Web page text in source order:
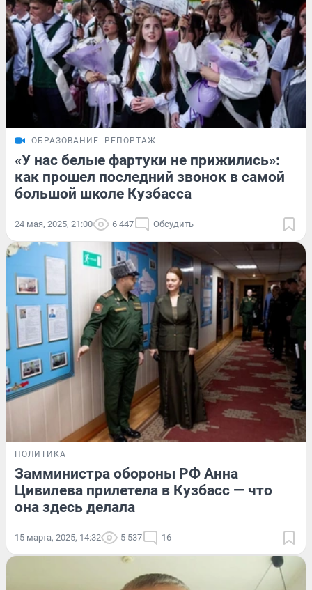
ОБРАЗОВАНИЕ РЕПОРТАЖ
«У нас белые фартуки не прижились»:
как прошел последний звонок в самой
большой школе Кузбасса
24 мая, 2025, 21:00 6 447 Обсудить
ПОЛИТИКА
Замминистра обороны РФ Анна
Цивилева прилетела в Кузбасс — что
она здесь делала
15 марта, 2025, 14:32 5 537 16